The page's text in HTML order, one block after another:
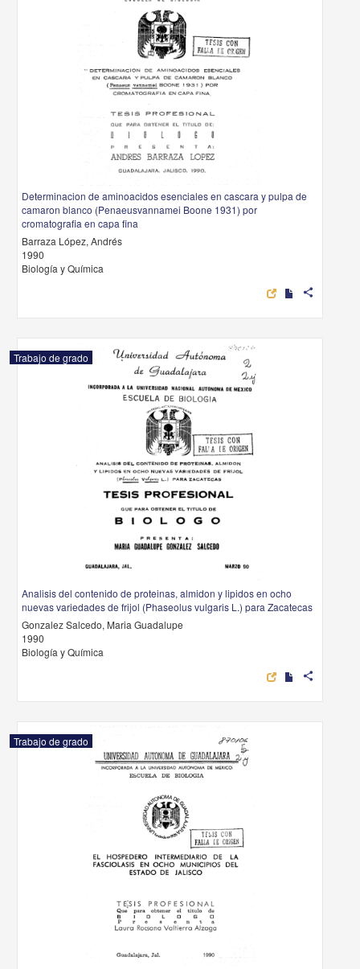
Determinacion de aminoacidos esenciales en cascara y pulpa de
camaron blanco (Penaeusvannamei Boone 1931) por
cromatografia en capa fina
Barraza López, Andrés
1990
Biología y Química
share
Trabajo de grado
Analisis del contenido de proteinas, almidon y lipidos en ocho
nuevas variedades de frijol (Phaseolus vulgaris L.) para Zacatecas
Gonzalez Salcedo, Maria Guadalupe
1990
Biología y Química
share
Trabajo de grado